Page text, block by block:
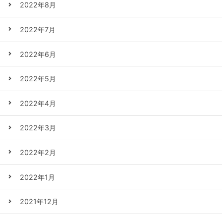
2022年8月
2022年7月
2022年6月
2022年5月
2022年4月
2022年3月
2022年2月
2022年1月
2021年12月